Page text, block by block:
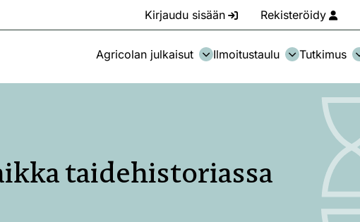
Kirjaudu sisään Rekisteröidy
Agricolan julkaisut Ilmoitustaulu Tutkimus
taidehistoriassa